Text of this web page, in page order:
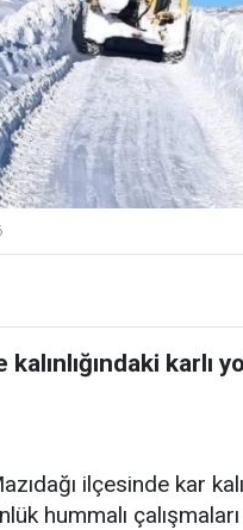
karlı
ilçesinde kar
hummalı